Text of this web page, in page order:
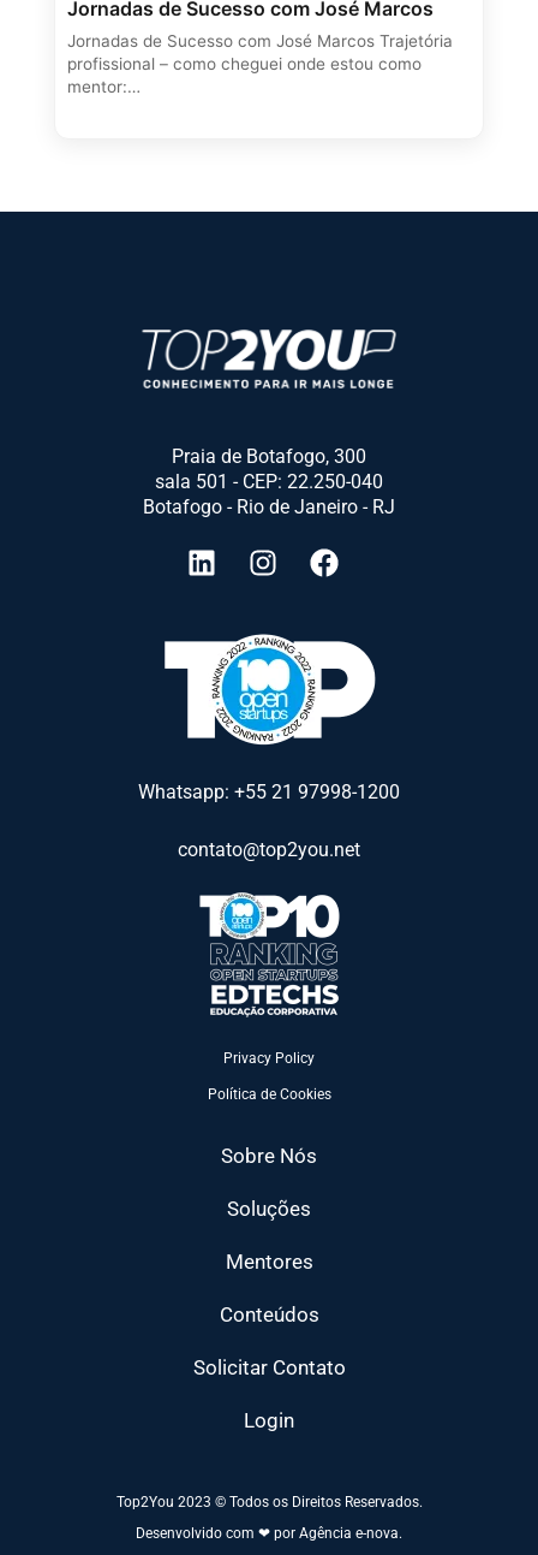
Jornadas de Sucesso com José Marcos
Jornadas de Sucesso com José Marcos Trajetória
profissional – como cheguei onde estou como
mentor:…
Praia de Botafogo, 300
sala 501 - CEP: 22.250-040
Botafogo - Rio de Janeiro - RJ
Whatsapp: +55 21 97998-1200
contato@top2you.net
Privacy Policy
Política de Cookies
Sobre Nós
Soluções
Mentores
Conteúdos
Solicitar Contato
Login
Top2You 2023 © Todos os Direitos Reservados.
Desenvolvido com ❤ por Agência e-nova.